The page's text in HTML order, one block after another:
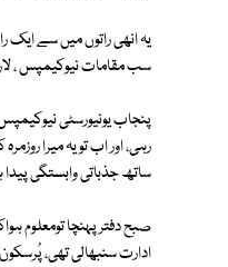
یہ انھی راتوں میں سے ایک
سب مقامات نیوکیمپس ،
رہی، اور اب تویہ میرا
ساتھ جذباتی وابستگی
صبح دفتر پہنچا تومعلوم
ادارت سنبھالی تھی،